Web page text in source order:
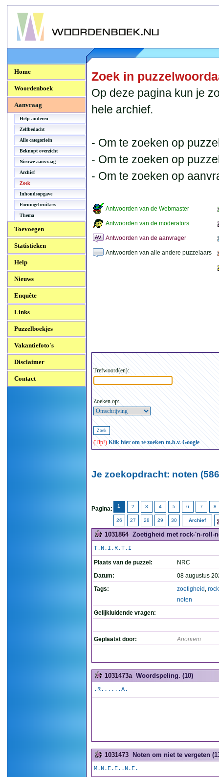
Woordenboek.NU
Home
Woordenboek
Aanvraag
Help anderen
Zelfbedacht
Alle categorieën
Beknopt overzicht
Nieuwe aanvraag
Archief
Zoek
Inhoudsopgave
Forumgebruikers
Thema
Toevoegen
Statistieken
Help
Nieuws
Enquête
Links
Puzzelboekjes
Vakantiefoto's
Disclaimer
Contact
Zoek in
Op deze pagina kun je
hele archief.
- Om te zoeken op
- Om te zoeken op
- Om te zoeken op
Antwoorden van de Webmaster
Antwoorden van de moderators
Antwoorden van de aanvrager
Antwoorden van alle andere puzzelaars
Trefwoord(en):
Zoeken op:
(Tip!) Klik hier om te zoeken m.b.v. Google
Je zoekopdracht: noten
Pagina: 1 2 3 4 5 6 7 8
26 27 28 29 30 Archief
1031864 Zoetigheid met rock-'n-roll-
T.N.I.R.T.I
Plaats van de puzzel:
NRC
Datum:
08 augustus
Tags:
zoetigheid ,
noten
Gelijkluidende vragen:
Geplaatst door: Anoniem
1031473a Woordspeling. (10)
.R......A.
1031473 Noten om niet te vergeten
M.N.E.E..N.E.